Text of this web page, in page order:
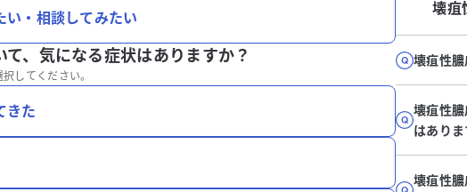
い・相談してみたい
、 気になる症状はありますか？
してください。
きた
壊疽
壊疽性
壊疽性
はありま
壊疽性